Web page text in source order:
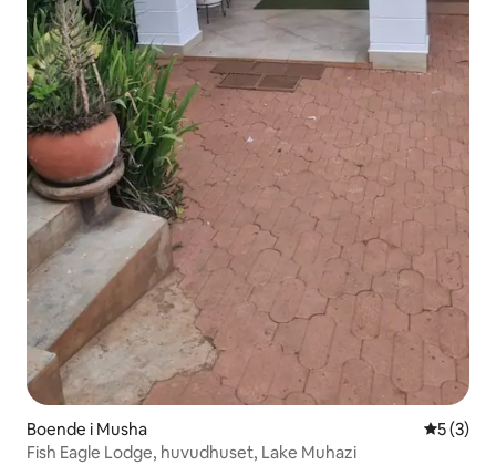
Boende i Musha 5 av 5 i
5 (3)
Fish Eagle Lodge, huvudhuset, Lake Muhazi